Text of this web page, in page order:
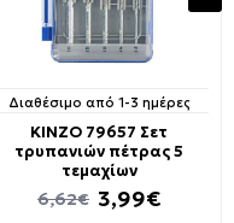
Διαθέσιμο από 1-3 ημέρες
KINZO 79657 Σετ
τρυπανιών πέτρας 5
τεμαχίων
3,99€
6,62€